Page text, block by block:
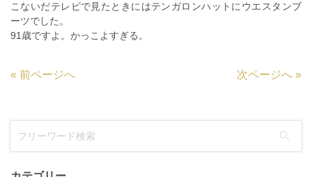
こないだテレビで見たときにはテンガロンハットにウエスタンブ
ーツでした。
91歳ですよ。かっこよすぎる。
« 前ページへ 次ページへ »